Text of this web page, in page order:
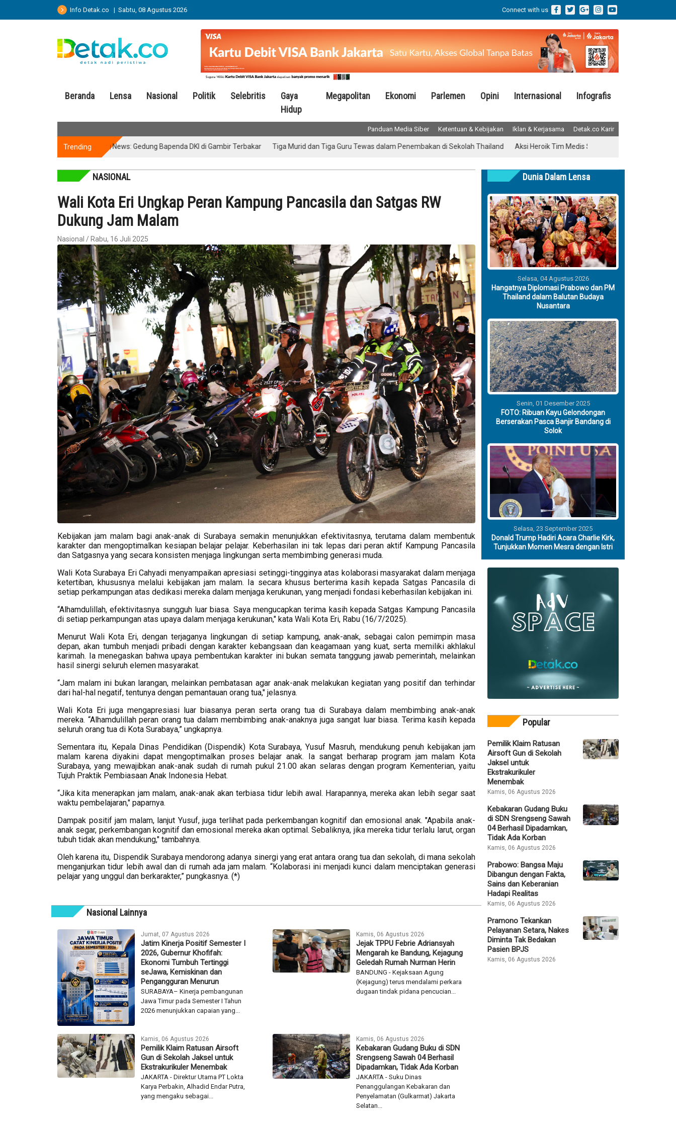
Info Detak.co | Sabtu, 08 Agustus 2026 Connect with us
Beranda Lensa Nasional Politik Selebritis
Gaya
Hidup
Megapolitan Ekonomi Parlemen Opini Internasional Infografis
Panduan Media Siber Ketentuan & Kebijakan Iklan & Kerjasama Detak.co Karir
Trending
Breaking News: Gedung Bapenda DKI di Gambir Terbakar Tiga Murid dan Tiga Guru Tewas dalam Penembakan di Sekolah Thailand Aksi Heroik Tim Medis Saat Ruang Operasi Diguncang
NASIONAL
Wali Kota Eri Ungkap Peran Kampung Pancasila dan Satgas RW
Dukung Jam Malam
Nasional / Rabu, 16 Juli 2025
Kebijakan jam malam bagi anak-anak di Surabaya semakin menunjukkan efektivitasnya, terutama dalam membentuk
karakter dan mengoptimalkan kesiapan belajar pelajar. Keberhasilan ini tak lepas dari peran aktif Kampung Pancasila
dan Satgasnya yang secara konsisten menjaga lingkungan serta membimbing generasi muda.
Wali Kota Surabaya Eri Cahyadi menyampaikan apresiasi setinggi-tingginya atas kolaborasi masyarakat dalam menjaga
ketertiban, khususnya melalui kebijakan jam malam. Ia secara khusus berterima kasih kepada Satgas Pancasila di
setiap perkampungan atas dedikasi mereka dalam menjaga kerukunan, yang menjadi fondasi keberhasilan kebijakan ini.
“Alhamdulillah, efektivitasnya sungguh luar biasa. Saya mengucapkan terima kasih kepada Satgas Kampung Pancasila
di setiap perkampungan atas upaya dalam menjaga kerukunan," kata Wali Kota Eri, Rabu (16/7/2025).
Menurut Wali Kota Eri, dengan terjaganya lingkungan di setiap kampung, anak-anak, sebagai calon pemimpin masa
depan, akan tumbuh menjadi pribadi dengan karakter kebangsaan dan keagamaan yang kuat, serta memiliki akhlakul
karimah. Ia menegaskan bahwa upaya pembentukan karakter ini bukan semata tanggung jawab pemerintah, melainkan
hasil sinergi seluruh elemen masyarakat.
“Jam malam ini bukan larangan, melainkan pembatasan agar anak-anak melakukan kegiatan yang positif dan terhindar
dari hal-hal negatif, tentunya dengan pemantauan orang tua," jelasnya.
Wali Kota Eri juga mengapresiasi luar biasanya peran serta orang tua di Surabaya dalam membimbing anak-anak
mereka. “Alhamdulillah peran orang tua dalam membimbing anak-anaknya juga sangat luar biasa. Terima kasih kepada
seluruh orang tua di Kota Surabaya,” ungkapnya.
Sementara itu, Kepala Dinas Pendidikan (Dispendik) Kota Surabaya, Yusuf Masruh, mendukung penuh kebijakan jam
malam karena diyakini dapat mengoptimalkan proses belajar anak. Ia sangat berharap program jam malam Kota
Surabaya, yang mewajibkan anak-anak sudah di rumah pukul 21.00 akan selaras dengan program Kementerian, yaitu
Tujuh Praktik Pembiasaan Anak Indonesia Hebat.
“Jika kita menerapkan jam malam, anak-anak akan terbiasa tidur lebih awal. Harapannya, mereka akan lebih segar saat
waktu pembelajaran," paparnya.
Dampak positif jam malam, lanjut Yusuf, juga terlihat pada perkembangan kognitif dan emosional anak. "Apabila anak-
anak segar, perkembangan kognitif dan emosional mereka akan optimal. Sebaliknya, jika mereka tidur terlalu larut, organ
tubuh tidak akan mendukung," tambahnya.
Oleh karena itu, Dispendik Surabaya mendorong adanya sinergi yang erat antara orang tua dan sekolah, di mana sekolah
menganjurkan tidur lebih awal dan di rumah ada jam malam. “Kolaborasi ini menjadi kunci dalam menciptakan generasi
pelajar yang unggul dan berkarakter,” pungkasnya. (*)
Nasional Lainnya
Jumat, 07 Agustus 2026
Jatim Kinerja Positif Semester I
2026, Gubernur Khofifah:
Ekonomi Tumbuh Tertinggi
seJawa, Kemiskinan dan
Pengangguran Menurun
SURABAYA– Kinerja pembangunan
Jawa Timur pada Semester I Tahun
2026 menunjukkan capaian yang...
Kamis, 06 Agustus 2026
Jejak TPPU Febrie Adriansyah
Mengarah ke Bandung, Kejagung
Geledah Rumah Nurman Herin
BANDUNG - Kejaksaan Agung
(Kejagung) terus mendalami perkara
dugaan tindak pidana pencucian...
Kamis, 06 Agustus 2026
Pemilik Klaim Ratusan Airsoft
Gun di Sekolah Jaksel untuk
Ekstrakurikuler Menembak
JAKARTA - Direktur Utama PT Lokta
Karya Perbakin, Alhadid Endar Putra,
yang mengaku sebagai...
Kamis, 06 Agustus 2026
Kebakaran Gudang Buku di SDN
Srengseng Sawah 04 Berhasil
Dipadamkan, Tidak Ada Korban
JAKARTA - Suku Dinas
Penanggulangan Kebakaran dan
Penyelamatan (Gulkarmat) Jakarta
Selatan...
Dunia Dalam Lensa
Selasa, 04 Agustus 2026
Hangatnya Diplomasi Prabowo dan PM
Thailand dalam Balutan Budaya
Nusantara
Senin, 01 Desember 2025
FOTO: Ribuan Kayu Gelondongan
Berserakan Pasca Banjir Bandang di
Solok
Selasa, 23 September 2025
Donald Trump Hadiri Acara Charlie Kirk,
Tunjukkan Momen Mesra dengan Istri
Popular
Pemilik Klaim Ratusan
Airsoft Gun di Sekolah
Jaksel untuk
Ekstrakurikuler
Menembak
Kamis, 06 Agustus 2026
Kebakaran Gudang Buku
di SDN Srengseng Sawah
04 Berhasil Dipadamkan,
Tidak Ada Korban
Kamis, 06 Agustus 2026
Prabowo: Bangsa Maju
Dibangun dengan Fakta,
Sains dan Keberanian
Hadapi Realitas
Kamis, 06 Agustus 2026
Pramono Tekankan
Pelayanan Setara, Nakes
Diminta Tak Bedakan
Pasien BPJS
Kamis, 06 Agustus 2026